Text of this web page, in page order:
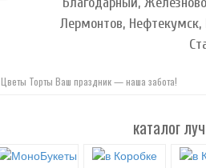
Лермонтов, Нефтекумск,
Цветы Торты Ваш праздник — наша забота!
каталог